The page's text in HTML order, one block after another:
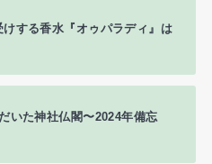
けする香水『オゥパラディ』は
いた神社仏閣〜2024年備忘